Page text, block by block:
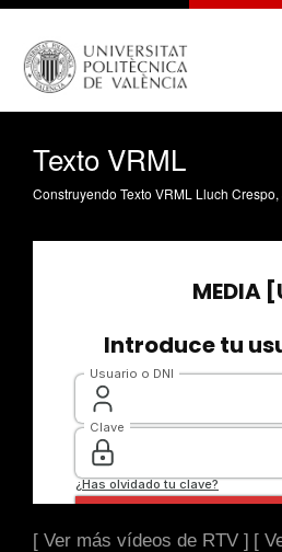
Texto VRML
[ Ver más vídeos de RTV ] [